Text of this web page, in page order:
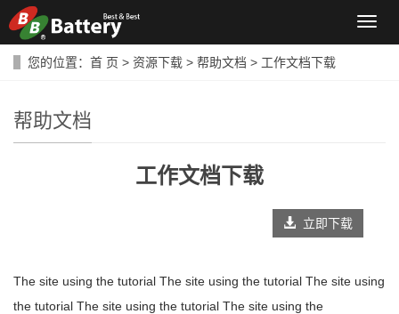
导
您的位置： 首 页 > 资源下载 > 帮助文档 > 工作文档下载
帮助文档
工作文档下载
立即下载
The site using the tutorial The site using the tutorial The site using
the tutorial The site using the tutorial The site using the